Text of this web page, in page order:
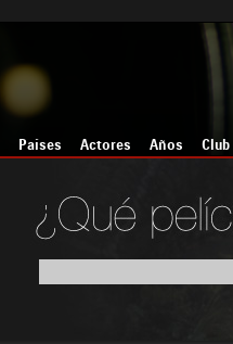
Países Actores Años Club